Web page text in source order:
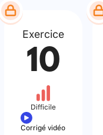
Exercice
10
Difficile
Corrigé vidéo